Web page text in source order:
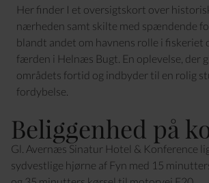
Her finder I et oversigtskort over
nærheden samt skilte med spændende
blandt andet om havnens rolle i fiskeriet
færden i Helnæs Bugt. En oplevelse, der
områdets fortid og indbyder til en rolig
fordybelse.
Beliggenhed på
Gl. Avernæs Sinatur Hotel & Konference
sydvestlige hjørne af Fyn med 15